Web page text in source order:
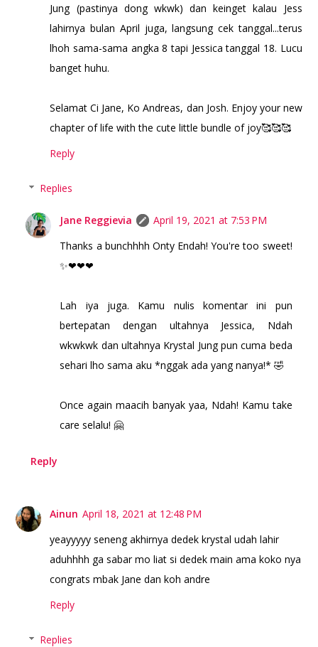
Jung (pastinya dong wkwk) dan keinget kalau Jess
lahirnya bulan April juga, langsung cek tanggal...terus
lhoh sama-sama angka 8 tapi Jessica tanggal 18. Lucu
banget huhu.
Selamat Ci Jane, Ko Andreas, dan Josh. Enjoy your new
chapter of life with the cute little bundle of joy🥰🥰🥰
Reply
Replies
Jane Reggievia
April 19, 2021 at 7:53 PM
Thanks a bunchhhh Onty Endah! You're too sweet!
✨❤❤❤
Lah iya juga. Kamu nulis komentar ini pun
bertepatan dengan ultahnya Jessica, Ndah
wkwkwk dan ultahnya Krystal Jung pun cuma beda
sehari lho sama aku *nggak ada yang nanya!* 🤣
Once again maacih banyak yaa, Ndah! Kamu take
care selalu! 🤗
Reply
Ainun April 18, 2021 at 12:48 PM
yeayyyyy seneng akhirnya dedek krystal udah lahir
aduhhhh ga sabar mo liat si dedek main ama koko nya
congrats mbak Jane dan koh andre
Reply
Replies